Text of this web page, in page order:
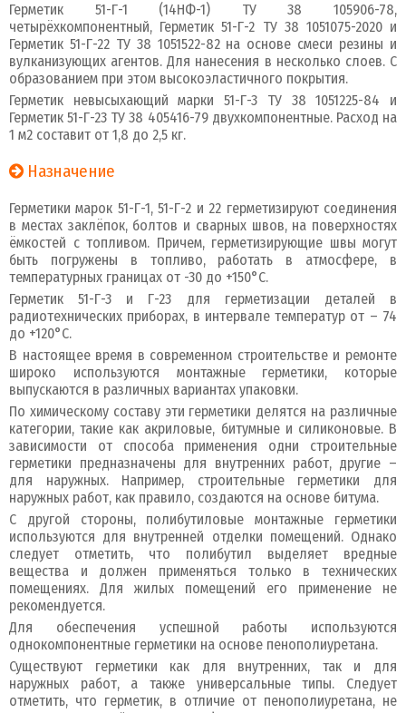
Герметик 51-Г-1 (14НФ-1) ТУ 38 105906-78,
четырёхкомпонентный, Герметик 51-Г-2 ТУ 38 1051075-2020 и
Герметик 51-Г-22 ТУ 38 1051522-82 на основе смеси резины и
вулканизующих агентов. Для нанесения в несколько слоев. С
образованием при этом высокоэластичного покрытия.
Герметик невысыхающий марки 51-Г-3 ТУ 38 1051225-84 и
Герметик 51-Г-23 ТУ 38 405416-79 двухкомпонентные. Расход на
1 м2 составит от 1,8 до 2,5 кг.
Назначение
Герметики марок 51-Г-1, 51-Г-2 и 22 герметизируют соединения
в местах заклёпок, болтов и сварных швов, на поверхностях
ёмкостей с топливом. Причем, герметизирующие швы могут
быть погружены в топливо, работать в атмосфере, в
температурных границах от -30 до +150°С.
Герметик 51-Г-3 и Г-23 для герметизации деталей в
радиотехнических приборах, в интервале температур от – 74
до +120°С.
В настоящее время в современном строительстве и ремонте
широко используются монтажные герметики, которые
выпускаются в различных вариантах упаковки.
По химическому составу эти герметики делятся на различные
категории, такие как акриловые, битумные и силиконовые. В
зависимости от способа применения одни строительные
герметики предназначены для внутренних работ, другие –
для наружных. Например, строительные герметики для
наружных работ, как правило, создаются на основе битума.
С другой стороны, полибутиловые монтажные герметики
используются для внутренней отделки помещений. Однако
следует отметить, что полибутил выделяет вредные
вещества и должен применяться только в технических
помещениях. Для жилых помещений его применение не
рекомендуется.
Для обеспечения успешной работы используются
однокомпонентные герметики на основе пенополиуретана.
Существуют герметики как для внутренних, так и для
наружных работ, а также универсальные типы. Следует
отметить, что герметик, в отличие от пенополиуретана, не